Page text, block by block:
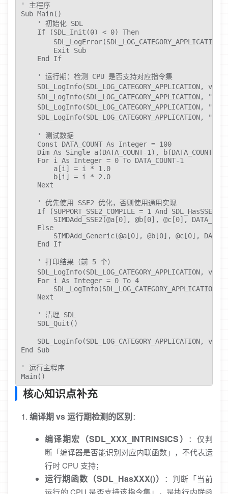
' 主程序
Sub Main()
    ' 初始化 SDL
    If (SDL_Init(0) < 0) Then
SDL_LogError(SDL_LOG_CATEGORY_APPLICATION,
        Exit Sub
    End If
    ' 运行期：检测 CPU 是否支持对应指令集
SDL_LogInfo(SDL_LOG_CATEGORY_APPLICATION,
SDL_LogInfo(SDL_LOG_CATEGORY_APPLICATION,
SDL_LogInfo(SDL_LOG_CATEGORY_APPLICATION,
SDL_LogInfo(SDL_LOG_CATEGORY_APPLICATION,
    ' 测试数据
    Const DATA_COUNT As Integer = 100
Dim As Single a(DATA_COUNT-1), b(DATA_COUNT-
    For i As Integer = 0 To DATA_COUNT-1
        a[i] = i * 1.0
        b[i] = i * 2.0
    Next
    ' 优先使用 SSE2 优化，否则使用通用实现
If (SUPPORT_SSE2_COMPILE = 1 And SDL_HasSSE2()
SIMDAdd_SSE2(@a[0], @b[0], @c[0],
    Else
SIMDAdd_Generic(@a[0], @b[0], @c[0],
    End If
    ' 打印结果（前 5 个）
SDL_LogInfo(SDL_LOG_CATEGORY_APPLICATION,
    For i As Integer = 0 To 4
SDL_LogInfo(SDL_LOG_CATEGORY_APPLICATION,
    Next
    ' 清理 SDL
    SDL_Quit()
SDL_LogInfo(SDL_LOG_CATEGORY_APPLICATION,
End Sub
' 运行主程序
Main()
核心知识点补充
编译期 vs 运行期检测的区别：
编译期宏（SDL_XXX_INTRINSICS）
：仅判
断「编译器是否能识别对应内联函数」，不代表运
行时 CPU 支持；
运行期函数（SDL_HasXXX()）
：判断「当前
运行的 CPU 是否支持该指令集」，是执行内联函